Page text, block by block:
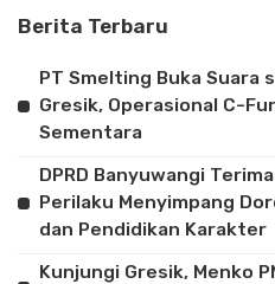
Berita Terbaru
PT Smelting Buka Suara
Gresik, Operasional C-
Sementara
DPRD Banyuwangi
Perilaku Menyimpang
dan Pendidikan Karakter
Kunjungi Gresik, Menko